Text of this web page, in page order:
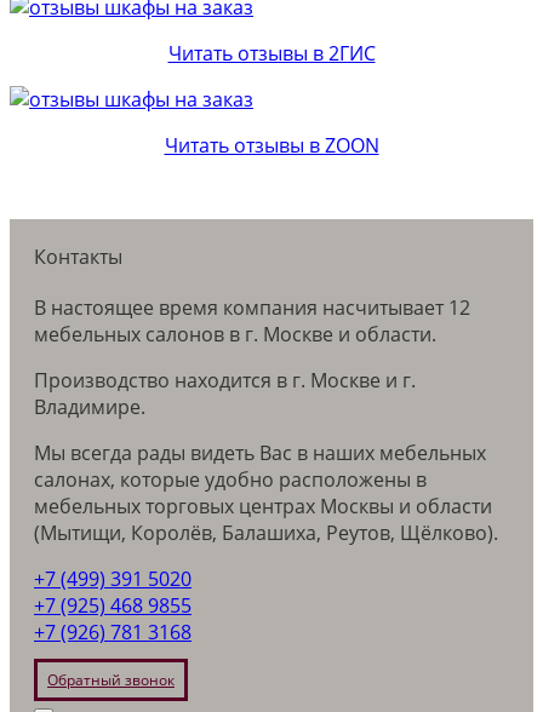
Читать отзывы в 2ГИС
Читать отзывы в ZOON
Контакты
В настоящее время компания насчитывает 12
мебельных салонов в г. Москве и области.
Производство находится в г. Москве и г.
Владимире.
Мы всегда рады видеть Вас в наших мебельных
салонах, которые удобно расположены в
мебельных торговых центрах Москвы и области
(Мытищи, Королёв, Балашиха, Реутов, Щёлково).
+7 (499) 391 5020
+7 (925) 468 9855
+7 (926) 781 3168
Обратный звонок